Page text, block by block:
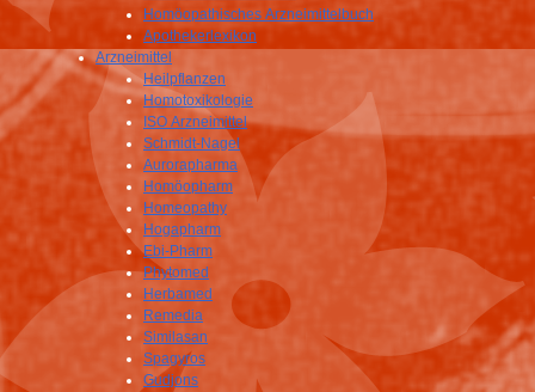
Homöopathisches Arzneimittelbuch
Apothekerlexikon
Arzneimittel
Heilpflanzen
Homotoxikologie
ISO Arzneimittel
Schmidt-Nagel
Aurorapharma
Homöopharm
Homeopathy
Hogapharm
Ebi-Pharm
Phytomed
Herbamed
Remedia
Similasan
Spagyros
Gudjons